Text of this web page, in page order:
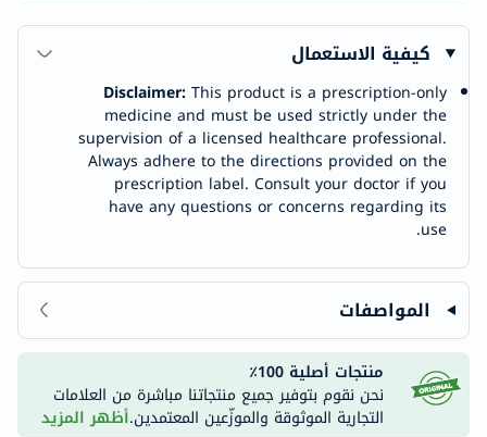
كيفية الاستعمال
Disclaimer:This product is a prescription-only
medicine and must be used strictly under the
supervision of a licensed healthcare professional.
Always adhere to the directions provided on the
prescription label. Consult your doctor if you
have any questions or concerns regarding its
use.
المواصفات
منتجات أصلية 100٪
نحن نقوم بتوفير جميع منتجاتنا مباشرة من العلامات
التجارية الموثوقة والموزّعين المعتمدين.أظهر المزيد